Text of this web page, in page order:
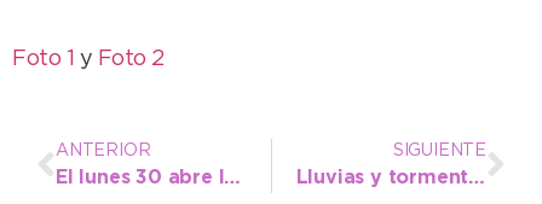
Foto 1 y Foto 2
ANTERIOR
El lunes 30 abre la inscripción para ingreso a los jardines municipales
SIGUIENTE
Lluvias y tormentas, el pronóstico para esta tarde